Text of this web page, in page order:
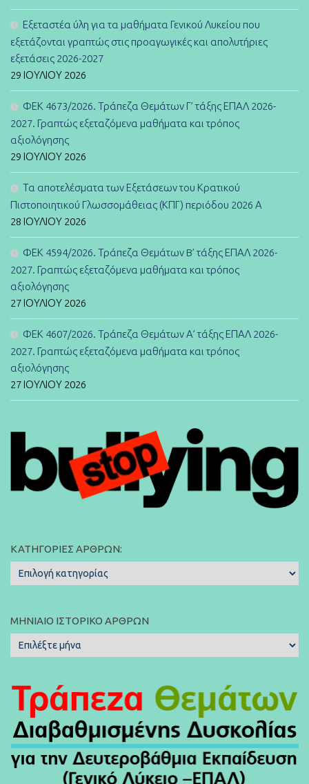
Εξεταστέα ύλη για τα μαθήματα Γενικού Λυκείου που
εξετάζονται γραπτώς στις προαγωγικές και απολυτήριες
εξετάσεις 2026-2027
29 ΙΟΥΛΊΟΥ 2026
ΦΕΚ 4673/2026. Τράπεζα Θεμάτων Γ’ τάξης ΕΠΑΛ 2026-
2027. Γραπτώς εξεταζόμενα μαθήματα και τρόπος
αξιολόγησης
29 ΙΟΥΛΊΟΥ 2026
Τα αποτελέσματα των Εξετάσεων του Κρατικού
Πιστοποιητικού Γλωσσομάθειας (ΚΠΓ) περιόδου 2026 Α
28 ΙΟΥΛΊΟΥ 2026
ΦΕΚ 4594/2026. Τράπεζα Θεμάτων B’ τάξης ΕΠΑΛ 2026-
2027. Γραπτώς εξεταζόμενα μαθήματα και τρόπος
αξιολόγησης
27 ΙΟΥΛΊΟΥ 2026
ΦΕΚ 4607/2026. Τράπεζα Θεμάτων Α’ τάξης ΕΠΑΛ 2026-
2027. Γραπτώς εξεταζόμενα μαθήματα και τρόπος
αξιολόγησης
27 ΙΟΥΛΊΟΥ 2026
ΚΑΤΗΓΟΡΊΕΣ ΆΡΘΡΩΝ:
Κατηγορίες
Άρθρων:
ΜΗΝΙΑΊΟ ΙΣΤΟΡΙΚΌ ΆΡΘΡΩΝ
Μηνιαίο
Ιστορικό